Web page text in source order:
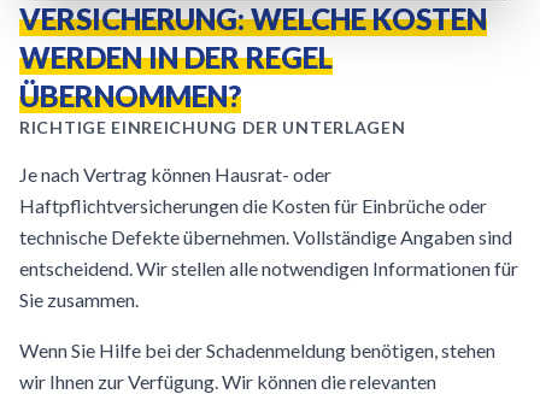
VERSICHERUNG: WELCHE KOSTEN
WERDEN IN DER REGEL
ÜBERNOMMEN?
RICHTIGE EINREICHUNG DER UNTERLAGEN
Je nach Vertrag können Hausrat- oder
Haftpflichtversicherungen die Kosten für Einbrüche oder
technische Defekte übernehmen. Vollständige Angaben sind
entscheidend. Wir stellen alle notwendigen Informationen für
Sie zusammen.
Wenn Sie Hilfe bei der Schadenmeldung benötigen, stehen
wir Ihnen zur Verfügung. Wir können die relevanten